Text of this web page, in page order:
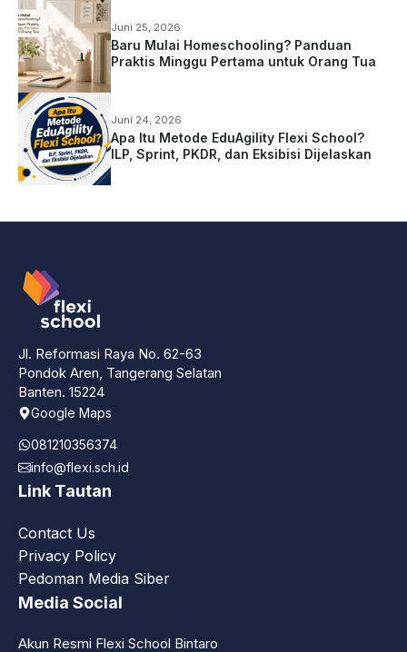
Juni 25, 2026
Baru Mulai Homeschooling? Panduan
Praktis Minggu Pertama untuk Orang Tua
Juni 24, 2026
Apa Itu Metode EduAgility Flexi School?
ILP, Sprint, PKDR, dan Eksibisi Dijelaskan
Jl. Reformasi Raya No. 62-63
Pondok Aren, Tangerang Selatan
Banten. 15224
Google Maps
081210356374
info@flexi.sch.id
Link Tautan
Contact Us
Privacy Policy
Pedoman Media Siber
Media Social
Akun Resmi Flexi School Bintaro